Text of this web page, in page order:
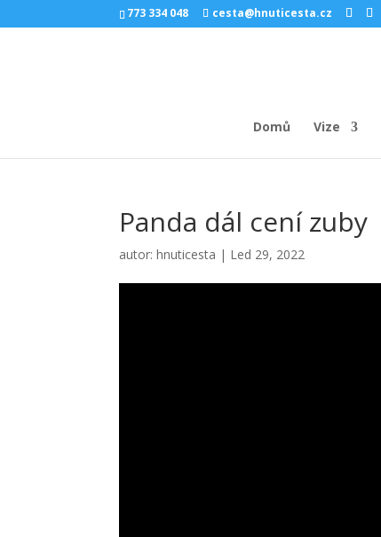
773 334 048 cesta@hnuticesta.cz
Domů Vize
Panda dál cení zuby
autor:hnuticesta | Led 29, 2022